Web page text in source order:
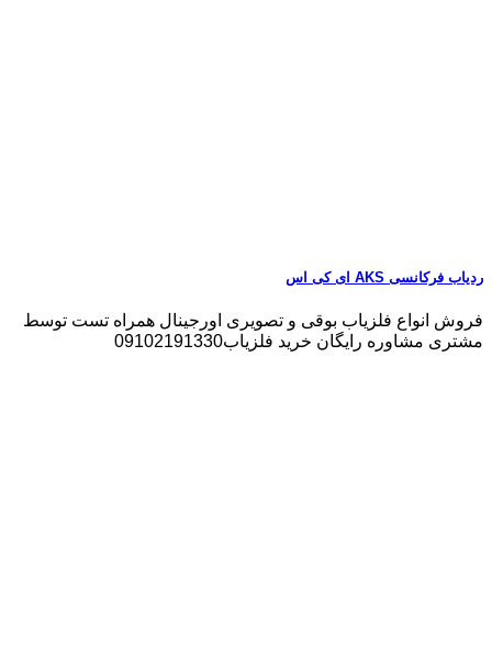
ردیاب فرکانسی AKS ای کی اس
فروش انواع فلزیاب بوقی و تصویری اورجینال همراه تست توسط
مشتری مشاوره رایگان خرید فلزیاب09102191330